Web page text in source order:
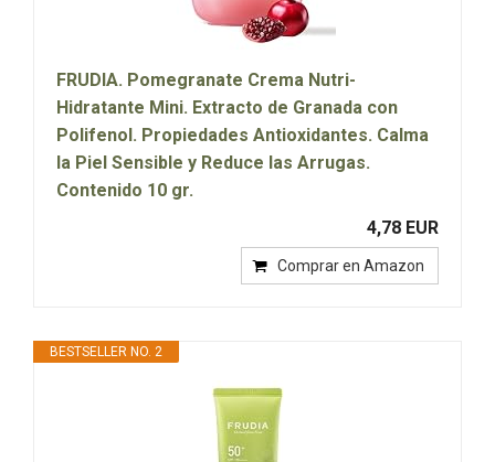
FRUDIA. Pomegranate Crema Nutri-
Hidratante Mini. Extracto de Granada con
Polifenol. Propiedades Antioxidantes. Calma
la Piel Sensible y Reduce las Arrugas.
Contenido 10 gr.
4,78 EUR
Comprar en Amazon
BESTSELLER NO. 2